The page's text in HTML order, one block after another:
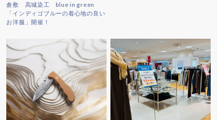
倉敷 高城染工 blue in green
「インディゴブルーの着心地の良い
お洋服」開催！